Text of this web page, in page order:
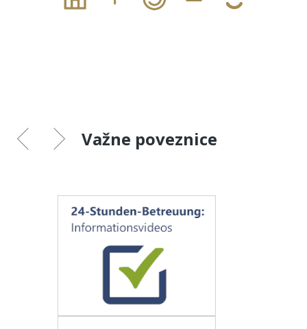
Važne poveznice